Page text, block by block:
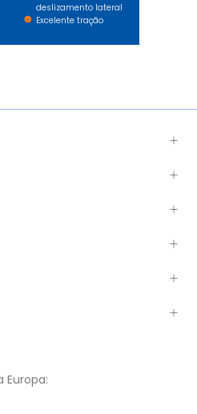
deslizamento lateral
Excelente tração
Europa: